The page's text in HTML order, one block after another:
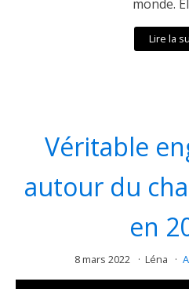
monde.
Lire la
Véritable
autour du
en
8 mars 2022 Léna